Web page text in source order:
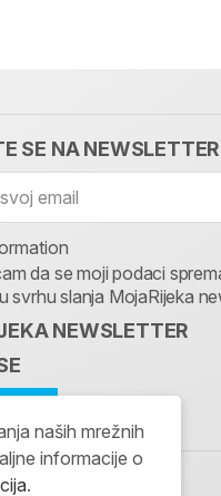
SE NA NEWSLETTER
da se moji podaci
svrhu slanja MojaRijeka
NEWSLETTER
naših mrežnih
informacije o
.